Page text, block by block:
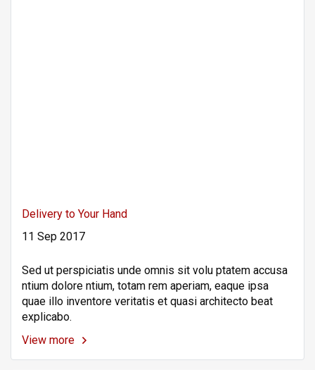
Delivery to Your Hand
11 Sep 2017
Sed ut perspiciatis unde omnis sit volu ptatem accusa
ntium dolore ntium, totam rem aperiam, eaque ipsa
quae illo inventore veritatis et quasi architecto beat
explicabo.
View more